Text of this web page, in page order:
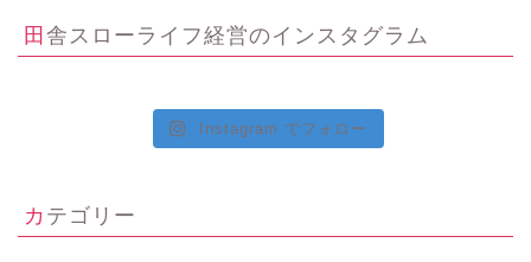
田舎スローライフ経営のインスタグラム
Instagram でフォロー
カテゴリー